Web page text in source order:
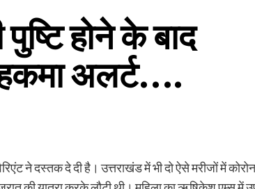
पुष्टि होने के बाद
अलर्ट….
ने दस्तक दे दी है। उत्तराखंड में भी दो ऐसे मरीजों में